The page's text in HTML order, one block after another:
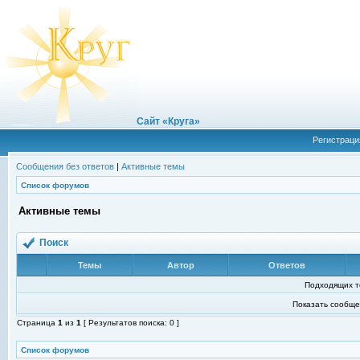
Сайт «Круга»
Сообщения без ответов | Активные темы
Список форумов
Активные темы
Поиск
Темы Автор Ответов
Подходящих
Показать
Страница 1 из 1 [ Результатов поиска: 0 ]
Список форумов